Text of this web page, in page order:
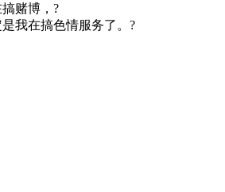
赌博，?
我在搞色情服务了。?